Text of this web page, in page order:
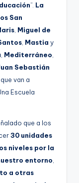
”. La
San
Miguel de
Mastia y
Mediterráneo
Sebastián
van a
Escuela
que a los
30 unidades
niveles por la
entorno
a otras